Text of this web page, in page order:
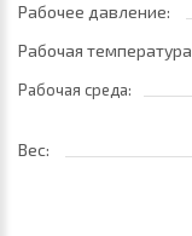
Рабочее давление:
Рабочая
Рабочая среда:
Вес: